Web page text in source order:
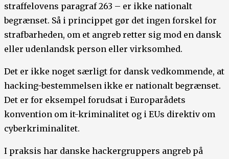
straffelovens paragraf 263 – er ikke nationalt
begrænset. Så i princippet gør det ingen forskel for
strafbarheden, om et angreb retter sig mod en dansk
eller udenlandsk person eller virksomhed.
Det er ikke noget særligt for dansk vedkommende, at
hacking-bestemmelsen ikke er nationalt begrænset.
Det er for eksempel forudsat i Europarådets
konvention om it-kriminalitet og i EUs direktiv om
cyberkriminalitet.
I praksis har danske hackergruppers angreb på